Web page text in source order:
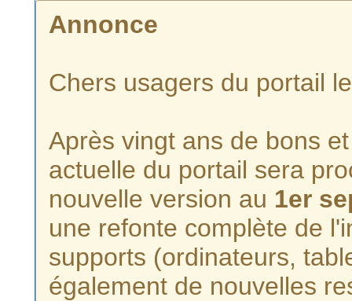
Annonce
Chers usagers du portail
Après vingt ans de bons
actuelle du portail sera
nouvelle version au 1er
une refonte complète de
supports (ordinateurs,
également de nouvelles